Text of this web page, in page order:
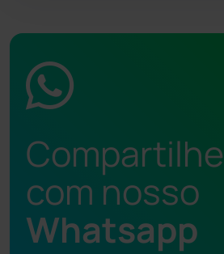
Compartilhe
com nosso
Whatsapp